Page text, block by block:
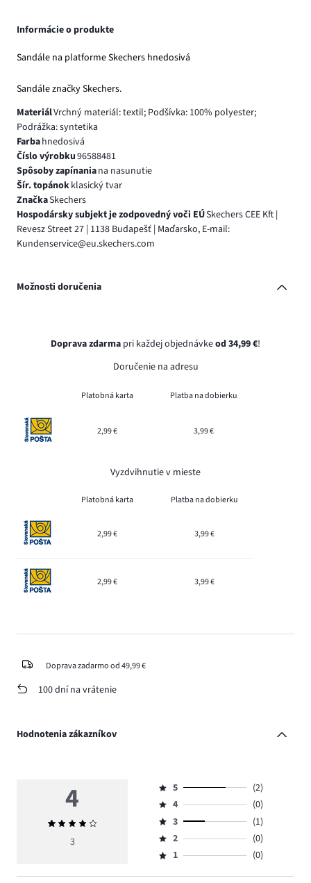
Informácie o produkte
Sandále na platforme Skechers hnedosivá
Sandále značky Skechers.
MateriálVrchný materiál: textil; Podšívka: 100% polyester;
Podrážka: syntetika
Farbahnedosivá
Číslo výrobku96588481
Spôsoby zapínaniana nasunutie
Šír. topánokklasický tvar
ZnačkaSkechers
Hospodársky subjekt je zodpovedný voči EÚSkechers CEE Kft |
Revesz Street 27 | 1138 Budapešť | Maďarsko, E-mail:
Kundenservice@eu.skechers.com
Možnosti doručenia
Doprava zdarma pri každej objednávkeod 34,99 €!
Doručenie na adresu
Platobná karta Platba na dobierku
2,99 € 3,99 €
Vyzdvihnutie v mieste
Platobná karta Platba na dobierku
2,99 € 3,99 €
2,99 € 3,99 €
Doprava zadarmo od 49,99 €
100 dní na vrátenie
Hodnotenia zákazníkov
4
Priemerné
hodnotenie
3
Hodnotenie
5,
počet
hlasov
2.
5
(2)
Hodnotenie
4,
počet
hlasov
4
(0)
Hodnotenie
3,
počet
3
(1)
Hodnotenie
2,
2
(0)
Hodnotenie
1,
1 (0)